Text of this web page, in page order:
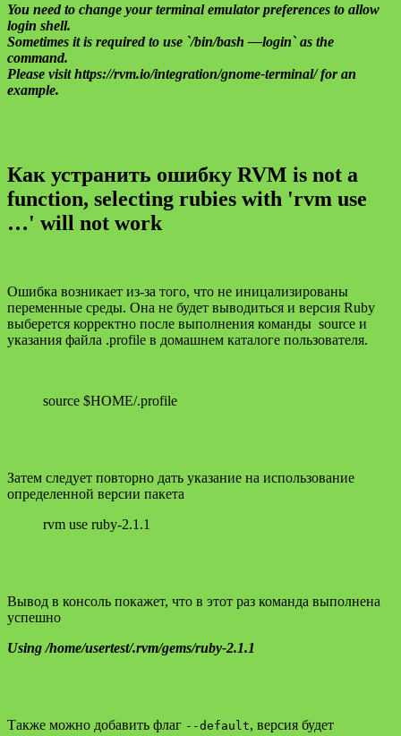
You need to change your terminal emulator preferences to allow
login shell.
Sometimes it is required to use `/bin/bash —login` as the
command.
Please visit https://rvm.io/integration/gnome-terminal/ for an
example.
Как устранить ошибку RVM is not a
function, selecting rubies with 'rvm use
…' will not work
Ошибка возникает из-за того, что не иницализированы
переменные среды. Она не будет выводиться и версия Ruby
выберется корректно после выполнения команды source и
указания файла .profile в домашнем каталоге пользователя.
source $HOME/.profile
Затем следует повторно дать указание на использование
определенной версии пакета
rvm use ruby-2.1.1
Вывод в консоль покажет, что в этот раз команда выполнена
успешно
Using /home/usertest/.rvm/gems/ruby-2.1.1
Также можно добавить флаг --default, версия будет